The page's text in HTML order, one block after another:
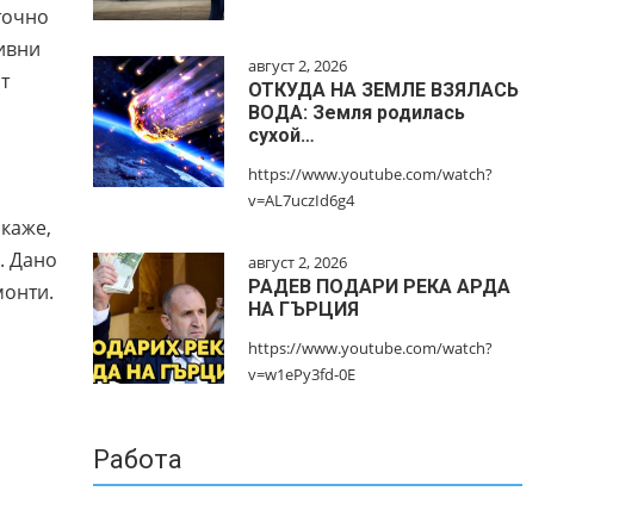
Дано
август 2, 2026
ОТКУДА НА ЗЕМЛЕ ВЗЯЛАСЬ
ВОДА: Земля родилась
сухой…
https://www.youtube.com/watch?
v=AL7uczId6g4
август 2, 2026
РАДЕВ ПОДАРИ РЕКА АРДА
НА ГЪРЦИЯ
https://www.youtube.com/watch?
v=w1ePy3fd-0E
Работа